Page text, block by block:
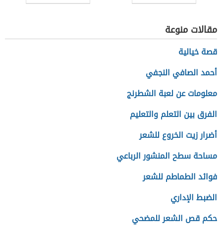
بالدم
الإمارت
مقالات منوعة
قصة خيالية
أحمد الصافي النجفي
معلومات عن لعبة الشطرنج
الفرق بين التعلم والتعليم
أضرار زيت الخروع للشعر
مساحة سطح المنشور الرباعي
فوائد الطماطم للشعر
الضبط الإداري
حكم قص الشعر للمضحي